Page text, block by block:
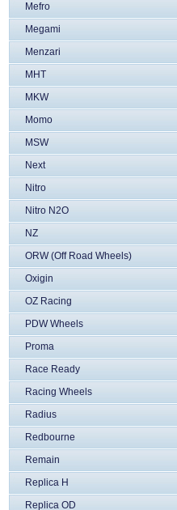
Mefro
Megami
Menzari
MHT
MKW
Momo
MSW
Next
Nitro
Nitro N2O
NZ
ORW (Off Road Wheels)
Oxigin
OZ Racing
PDW Wheels
Proma
Race Ready
Racing Wheels
Radius
Redbourne
Remain
Replica H
Replica OD